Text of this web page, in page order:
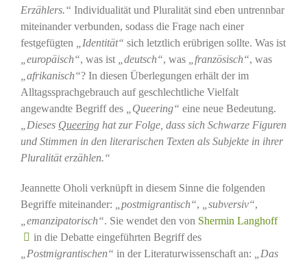
Erzählers.“ Individualität und Pluralität sind eben untrennbar
miteinander verbunden, sodass die Frage nach einer
festgefügten
„Identität“ sich letztlich erübrigen sollte. Was ist
„europäisch“, was ist „deutsch“, was „französisch“, was
„afrikanisch“? In diesen Überlegungen erhält der im
Alltagssprachgebrauch auf geschlechtliche Vielfalt
angewandte Begriff des
„Queering“ eine neue Bedeutung.
„Dieses Queeringhat zur Folge, dass sich Schwarze Figuren
und Stimmen in den literarischen Texten als Subjekte in ihrer
Pluralität erzählen.“
Jeannette Oholi verknüpft in diesem Sinne die folgenden
Begriffe miteinander:
„postmigrantisch“, „subversiv“,
„emanzipatorisch“. Sie wendet den von Shermin Langhoff
in die Debatte eingeführten Begriff des
„Postmigrantischen“ in der Literaturwissenschaft an:
„Das